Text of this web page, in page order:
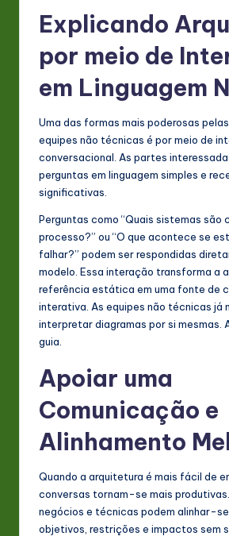
Explicando
por meio de
em Linguagem
Uma das formas mais poderosas
equipes não técnicas é por meio de
conversacional. As partes
perguntas em linguagem simples e
significativas.
Perguntas como “Quais sistemas são
processo?” ou “O que acontece se
falhar?” podem ser respondidas
modelo. Essa interação transforma a
referência estática em uma fonte de
interativa. As equipes não técnicas já
interpretar diagramas por si mesmas.
guia.
Apoiar uma
Comunicação e
Alinhamento
Quando a arquitetura é mais fácil de
conversas tornam-se mais
negócios e técnicas podem alinhar-
objetivos, restrições e impactos sem